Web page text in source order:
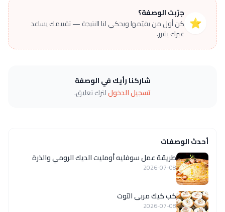
⭐
جرّبت الوصفة؟
كن أول من يقيّمها ويحكي لنا النتيجة — تقييمك يساعد
غيرك يقرر.
شاركنا رأيك في الوصفة
تسجيل الدخوللترك تعليق.
أحدث الوصفات
طريقة عمل سوفليه أومليت الديك الرومي والذرة
2026-07-08
كب كيك مربى التوت
2026-07-08